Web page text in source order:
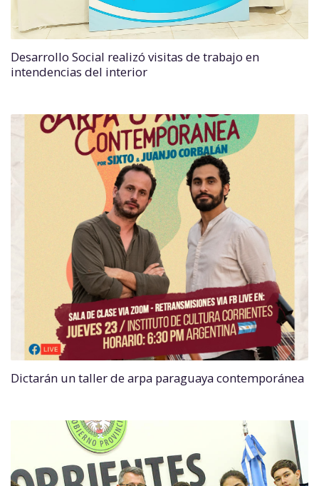
Desarrollo Social realizó visitas de trabajo en
intendencias del interior
Dictarán un taller de arpa paraguaya contemporánea